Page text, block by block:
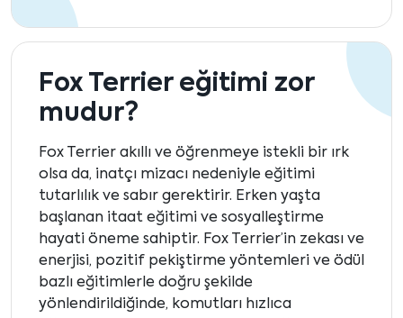
Fox Terrier eğitimi zor
mudur?
Fox Terrier akıllı ve öğrenmeye istekli bir ırk
olsa da, inatçı mizacı nedeniyle eğitimi
tutarlılık ve sabır gerektirir. Erken yaşta
başlanan itaat eğitimi ve sosyalleştirme
hayati öneme sahiptir. Fox Terrier’in zekası ve
enerjisi, pozitif pekiştirme yöntemleri ve ödül
bazlı eğitimlerle doğru şekilde
yönlendirildiğinde, komutları hızlıca